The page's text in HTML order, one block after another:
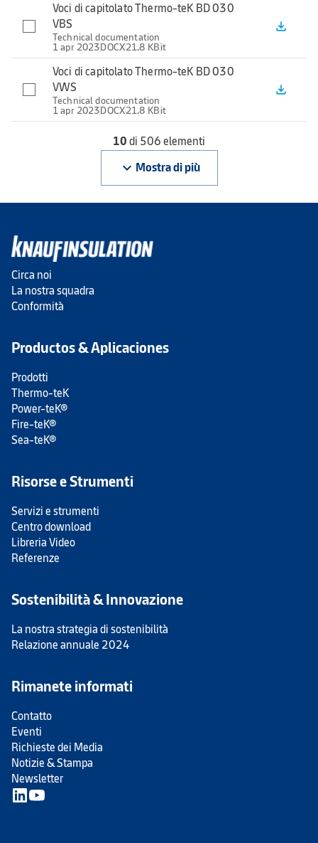
Voci di capitolato Thermo-teK BD 030
VBS
Technical documentation
1 apr 2023DOCX21.8 KBit
file_download
Voci di capitolato Thermo-teK BD 030
VWS
Technical documentation
1 apr 2023DOCX21.8 KBit
file_download
10di 506 elementi
keyboard_arrow_down Mostra di più
Circa noi
La nostra squadra
Conformità
Productos & Aplicaciones
Prodotti
Thermo-teK
Power-teK®
Fire-teK®
Sea-teK®
Risorse e Strumenti
Servizi e strumenti
Centro download
Libreria Video
Referenze
Sostenibilità & Innovazione
La nostra strategia di sostenibilità
Relazione annuale 2024
Rimanete informati
Contatto
Eventi
Richieste dei Media
Notizie & Stampa
Newsletter